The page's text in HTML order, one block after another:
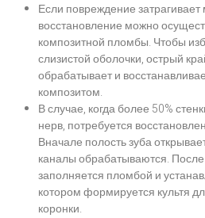
Если повреждение
восстановление можно
композитной пломбы. Чтобы
слизистой оболочки, острый
обрабатывает и
композитом.
В случае, когда более 50%
нерв, потребуется
Вначале полость зуба
каналы обрабатываются. После
заполняется пломбой и
котором формируется культя
коронки.